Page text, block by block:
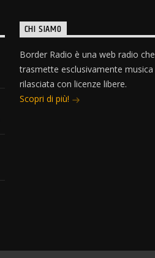
CHI SIAMO
Border Radio è una web radio che
trasmette esclusivamente musica
rilasciata con licenze libere.
Scopri di più!